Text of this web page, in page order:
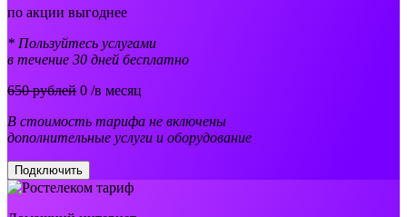
по акции выгоднее
* Пользуйтесь услугами
в течение 30 дней бесплатно
650 рублей 0 /в месяц
В стоимость тарифа не включены
дополнительные услуги и оборудование
Подключить